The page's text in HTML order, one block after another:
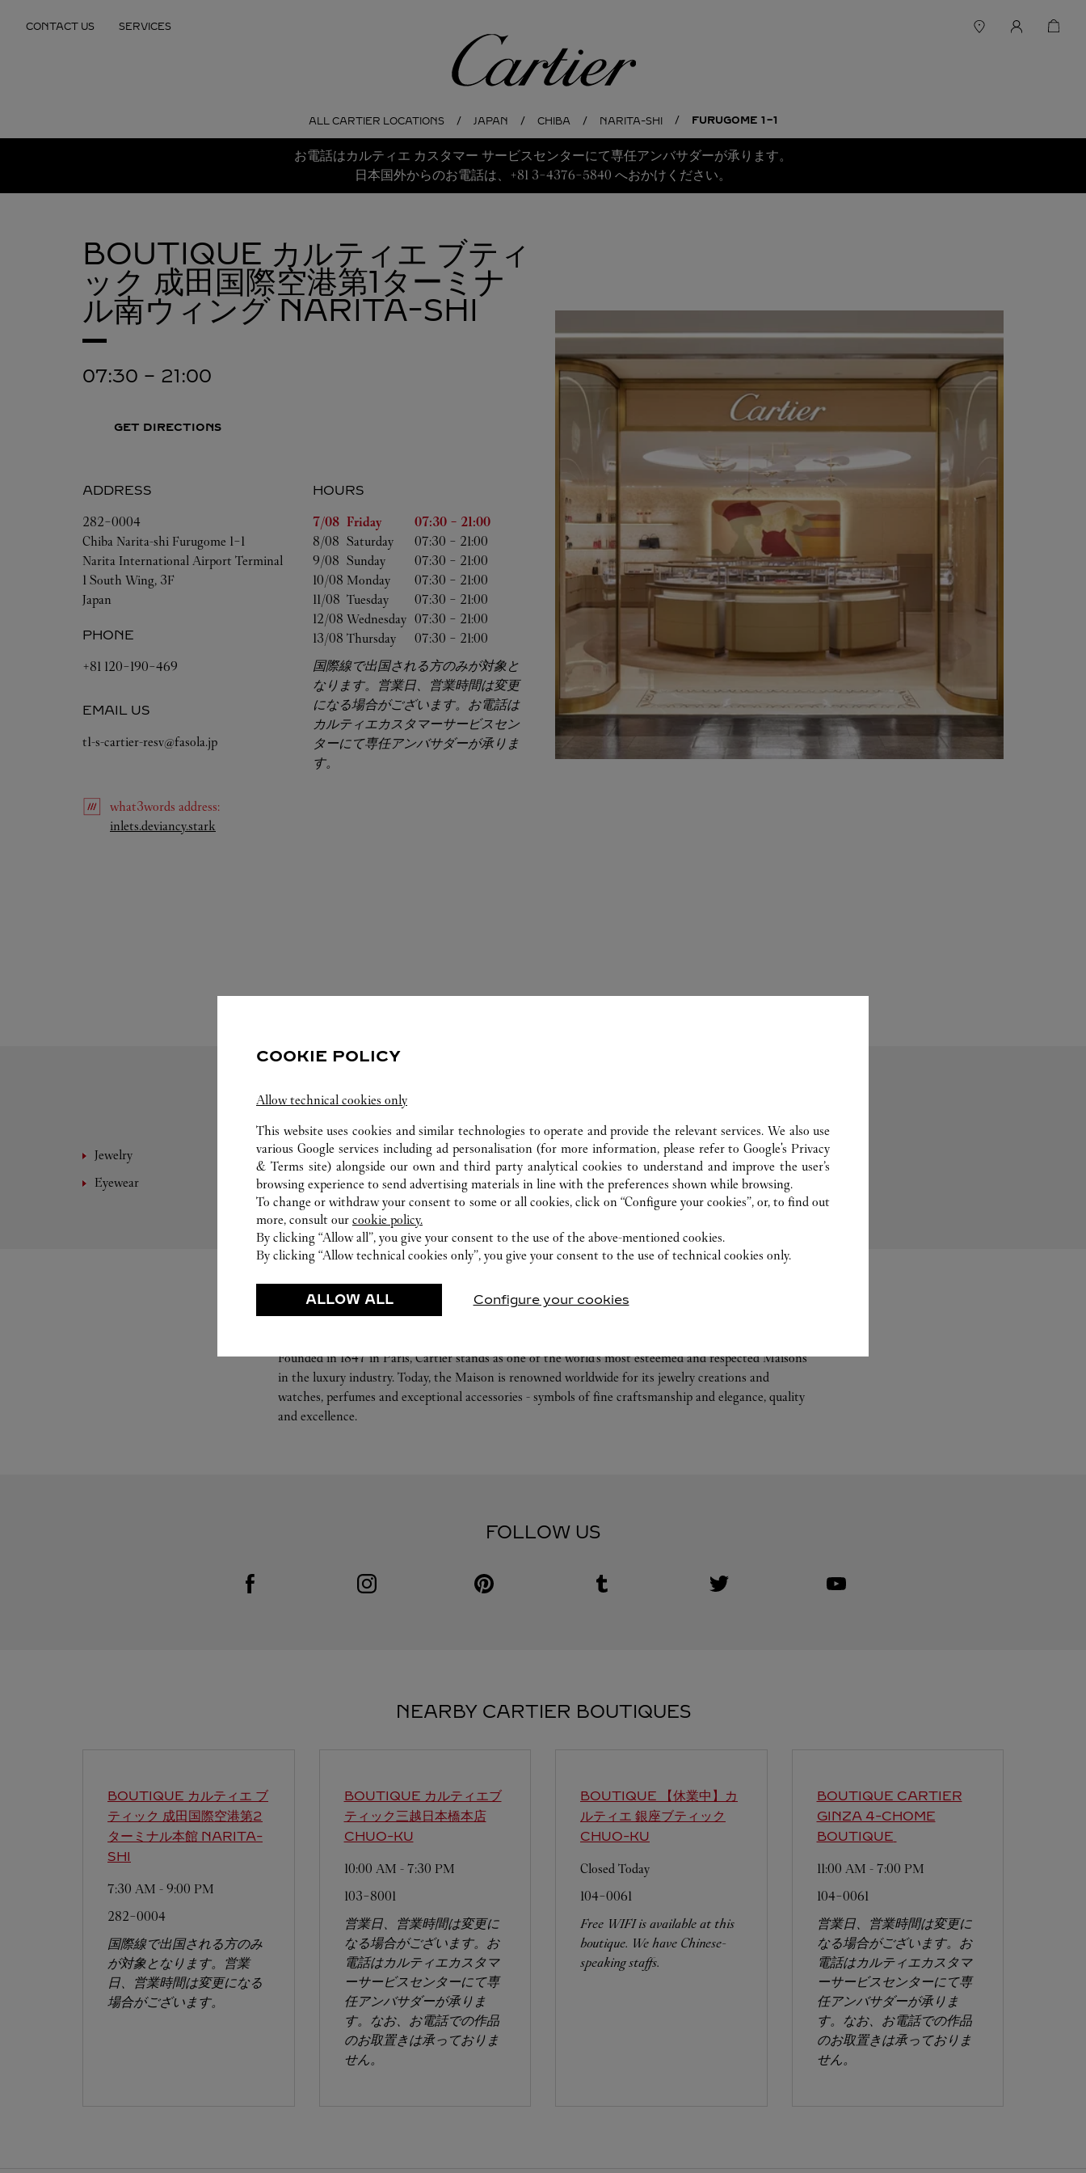
CONTACT US SERVICES
Cartier
ALL CARTIER LOCATIONS JAPAN CHIBA NARITA-SHI FURUGOME 1-1
お電話はカルティエ カスタマー サービスセンターにて専任アンバサダーが承ります。
日本国外からのお電話は、+81 3-4376-5840 へおかけください。
BOUTIQUE カルティエ ブティ
ック 成田国際空港第1ターミナ
ル南ウィング NARITA-SHI
07:30 - 21:00
GET DIRECTIONS
ADDRESS
282-0004
Chiba Narita-shi Furugome 1-1
Narita International Airport Terminal
1 South Wing, 3F
Japan
PHONE
+81 120-190-469
EMAIL US
t1-s-cartier-resv@fasola.jp
HOURS
Day of the Week
Hours
7/08 Friday 07:30 - 21:00
8/08 Saturday 07:30 - 21:00
9/08 Sunday 07:30 - 21:00
10/08 Monday 07:30 - 21:00
11/08 Tuesday 07:30 - 21:00
12/08 Wednesday 07:30 - 21:00
13/08 Thursday 07:30 - 21:00
国際線で出国される方のみが対象と
なります。営業日、営業時間は変更
になる場合がございます。お電話は
カルティエカスタマーサービスセン
ターにて専任アンバサダーが承りま
す。​
what3words address:
inlets.deviancy.stark
Jewelry Leather-Goods Fragrance
Bridal
Eyewear
Accessories Care Service
ABOUT CARTIER
Founded in 1847 in Paris, Cartier stands as one of the world’s most esteemed and respected Maisons
in the luxury industry. Today, the Maison is renowned worldwide for its jewelry creations and
watches, perfumes and exceptional accessories - symbols of fine craftsmanship and elegance, quality
and excellence.
FOLLOW US
Visit us on Facebook
Link Opens in New Tab Visit us on Instagram
Link Opens in New Tab Visit us on Pinterest
Link Opens in New Tab Visit us on Tumblr
Link Opens in New Tab Visit us on Twitter
Link Opens in New Tab
NEARBY CARTIER BOUTIQUES
BOUTIQUE カルティエ ブ
ティック 成田国際空港第2
ターミナル本館 NARITA-
SHI
7:30 AM - 9:00 PM
282-0004
国際線で出国される方のみ
が対象となります。営業
日、営業時間は変更になる
場合がございます。​
BOUTIQUE カルティエブ
ティック三越日本橋本店
CHUO-KU
10:00 AM - 7:30 PM
103-8001
営業日、営業時間は変更に
なる場合がございます。お
電話はカルティエカスタマ
ーサービスセンターにて専
任アンバサダーが承りま
す。なお、お電話での作品
のお取置きは承っておりま
せん。
BOUTIQUE 【休業中】カ
ルティエ 銀座ブティック
CHUO-KU
Closed Today
104-0061
Free WIFI is available at this
boutique. We have Chinese-
speaking staffs.
BOUTIQUE CARTIER
GINZA 4-CHOME
BOUTIQUE
11:00 AM - 7:00 PM
104-0061
営業日、営業時間は変更に
なる場合がございます。お
電話はカルティエカスタマ
ーサービスセンターにて専
任アンバサダーが承りま
す。なお、お電話での作品
のお取置きは承っておりま
せん。
COOKIE POLICY
Allow technical cookies only
This website uses cookies and similar technologies to operate and provide the relevant services. We also use
various Google services including ad personalisation (for more information, please refer toGoogle's Privacy
& Terms site) alongside our own and third party analytical cookies to understand and improve the user’s
browsing experience to send advertising materials in line with the preferences shown while browsing.
To change or withdraw your consent to some or all cookies, click on “Configure your cookies”, or, to find out
more, consult our cookie policy.
By clicking “Allow all”, you give your consent to the use of the above-mentioned cookies.
By clicking “Allow technical cookies only”, you give your consent to the use of technical cookies only.
ALLOW ALL Configure your cookies